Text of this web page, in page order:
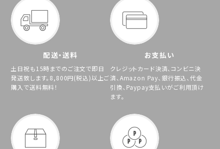
配送・送料
土日祝も15時までのご注文で即日
発送致します。8,800円(税込)以上ご
購入で送料無料！
お支払い
クレジットカード決済、コンビニ決
済、Amazon Pay、銀行振込、代金
引換、Paypay支払いがご利用頂け
ます。